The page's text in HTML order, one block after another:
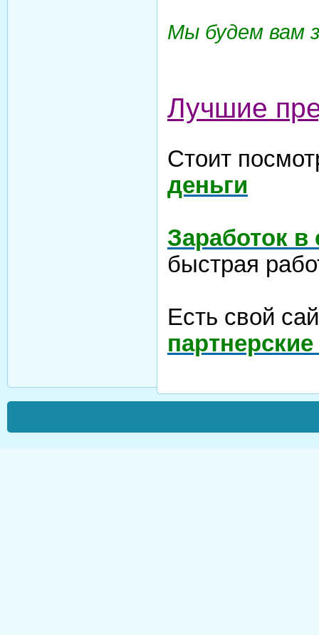
Мы будем вам
Лучшие
Стоит
деньги
Заработок в
быстрая
Есть свой